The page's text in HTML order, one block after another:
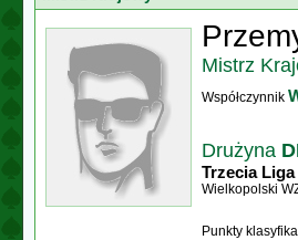
Mistrz
Współczynnik
Drużyna
Trzecia Liga
Wielkopolski
Punkty